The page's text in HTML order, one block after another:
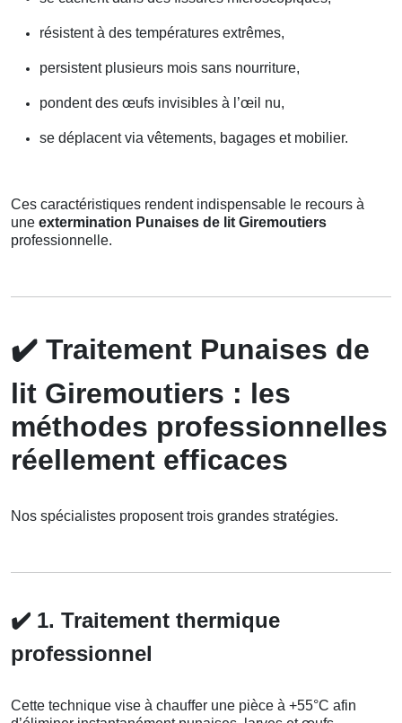
résistent à des températures extrêmes,
persistent plusieurs mois sans nourriture,
pondent des œufs invisibles à l’œil nu,
se déplacent via vêtements, bagages et mobilier.
Ces caractéristiques rendent indispensable le recours à
une extermination Punaises de lit Giremoutiers
professionnelle.
✔️ Traitement Punaises de
lit Giremoutiers : les
méthodes professionnelles
réellement efficaces
Nos spécialistes proposent trois grandes stratégies.
✔️ 1. Traitement thermique
professionnel
Cette technique vise à chauffer une pièce à +55°C afin